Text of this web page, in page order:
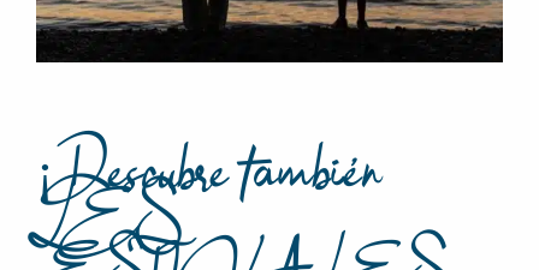
¡Descubre también
LES